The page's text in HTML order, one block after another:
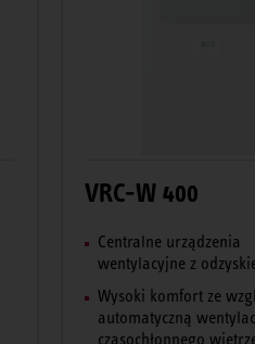
VRC-W 400
Centralne urządzenia
wentylacyjne z
Wysoki komfort ze
automatyczną
czasochłonnego